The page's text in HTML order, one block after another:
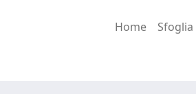
Home Sfoglia